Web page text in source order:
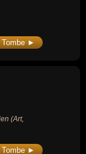
Tombe ►
(Art,
Tombe ►